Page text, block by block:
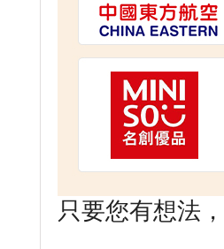
只要您有想法